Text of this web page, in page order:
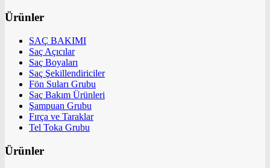
Ürünler
SAÇ BAKIMI
Saç Açıcılar
Saç Boyaları
Saç Şekillendiriciler
Fön Suları Grubu
Saç Bakım Ürünleri
Şampuan Grubu
Fırça ve Taraklar
Tel Toka Grubu
Ürünler